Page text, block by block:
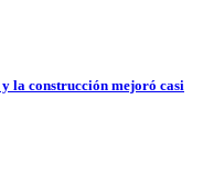
la construcción mejoró casi